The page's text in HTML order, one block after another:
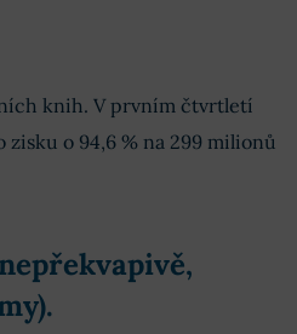
knih. V prvním čtvrtletí
o 94,6 % na 299 milionů